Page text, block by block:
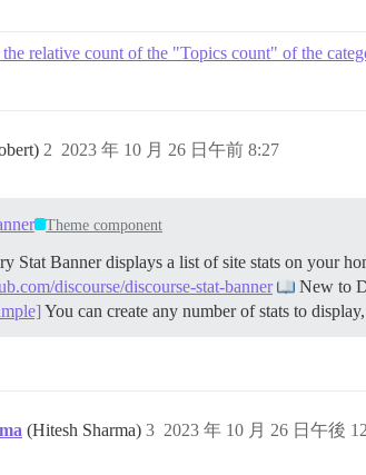
relative count of the "Topics count" of the
2023 年 10 月 26 日午前 8:27
2
Theme component
Stat Banner displays a list of site stats on your
discourse/discourse-stat-banner
New to
You can create any number of stats to
(Hitesh Sharma) 2023 年 10 月 26 日午後
3